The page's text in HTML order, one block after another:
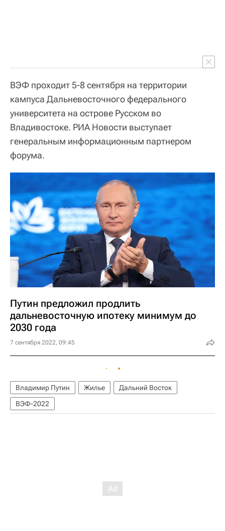
ВЭФ проходит 5-8 сентября на территории
кампуса Дальневосточного федерального
университета на острове Русском во
Владивостоке. РИА Новости выступает
генеральным информационным партнером
форума.
Путин предложил продлить
дальневосточную ипотеку минимум до
2030 года
7 сентября 2022, 09:45
Владимир Путин Жилье
Дальний Восток
ВЭФ-2022